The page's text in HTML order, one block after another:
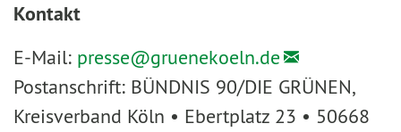
Kontakt
E-Mail: presse@gruenekoeln.de
Postanschrift: BÜNDNIS 90/DIE GRÜNEN,
Kreisverband Köln • Ebertplatz 23 • 50668